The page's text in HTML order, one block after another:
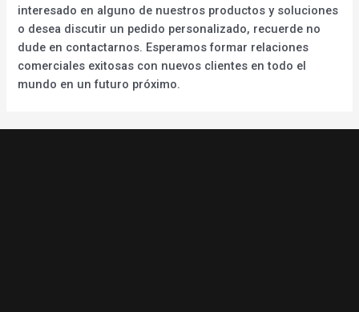
interesado en alguno de nuestros productos y soluciones
o desea discutir un pedido personalizado, recuerde no
dude en contactarnos. Esperamos formar relaciones
comerciales exitosas con nuevos clientes en todo el
mundo en un futuro próximo.